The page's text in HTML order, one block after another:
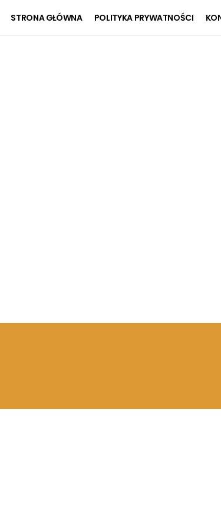
STRONA GŁÓWNA POLITYKA PRYWATNOŚCI